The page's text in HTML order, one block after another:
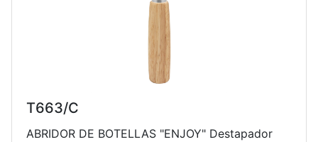
T663/C
ABRIDOR DE BOTELLAS "ENJOY" Destapador